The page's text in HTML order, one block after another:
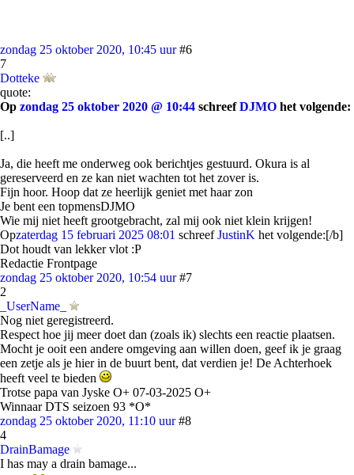
zondag 25 oktober 2020, 10:45 uur #6
7
Dotteke
quote:
Op zondag 25 oktober 2020 @ 10:44 schreefDJMO het volgende:
[..]
Ja, die heeft me onderweg ook berichtjes gestuurd. Okura is al
gereserveerd en ze kan niet wachten tot het zover is.
Fijn hoor. Hoop dat ze heerlijk geniet met haar zon
Je bent een topmensDJMO
Wie mij niet heeft grootgebracht, zal mij ook niet klein krijgen!
Opzaterdag 15 februari 2025 08:01 schreefJustinK het volgende:[/b]
Dot houdt van lekker vlot :P
Redactie Frontpage
zondag 25 oktober 2020, 10:54 uur #7
2
_UserName_
Nog niet geregistreerd.
Respect hoe jij meer doet dan (zoals ik) slechts een reactie plaatsen.
Mocht je ooit een andere omgeving aan willen doen, geef ik je graag
een zetje als je hier in de buurt bent, dat verdien je! De Achterhoek
heeft veel te bieden
Trotse papa van Jyske O+ 07-03-2025 O+
Winnaar DTS seizoen 93 *O*
zondag 25 oktober 2020, 11:10 uur #8
4
DrainBamage
I has may a drain bamage...